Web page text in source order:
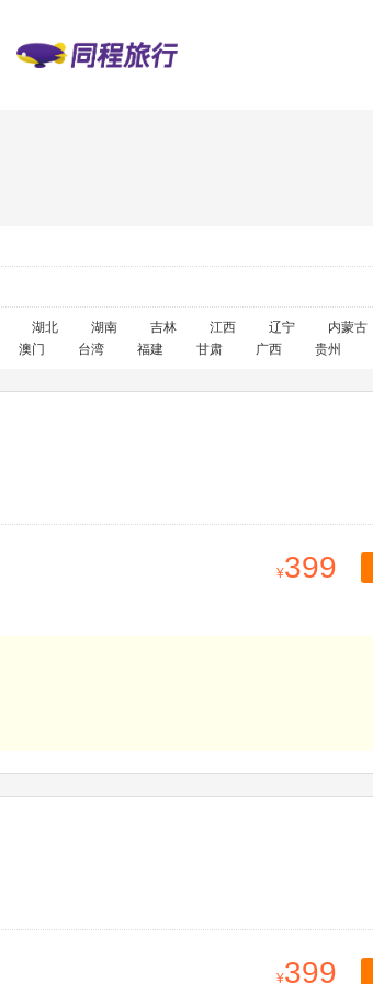
湖北 湖南 吉林 江西 辽宁 内蒙古
澳门 台湾 福建 甘肃 广西 贵州
399
399